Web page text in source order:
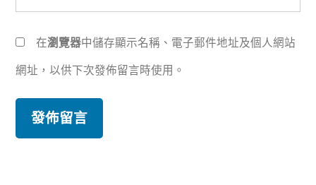
在瀏覽器中儲存顯示名稱、電子郵件地址及個人網站
網址，以供下次發佈留言時使用。